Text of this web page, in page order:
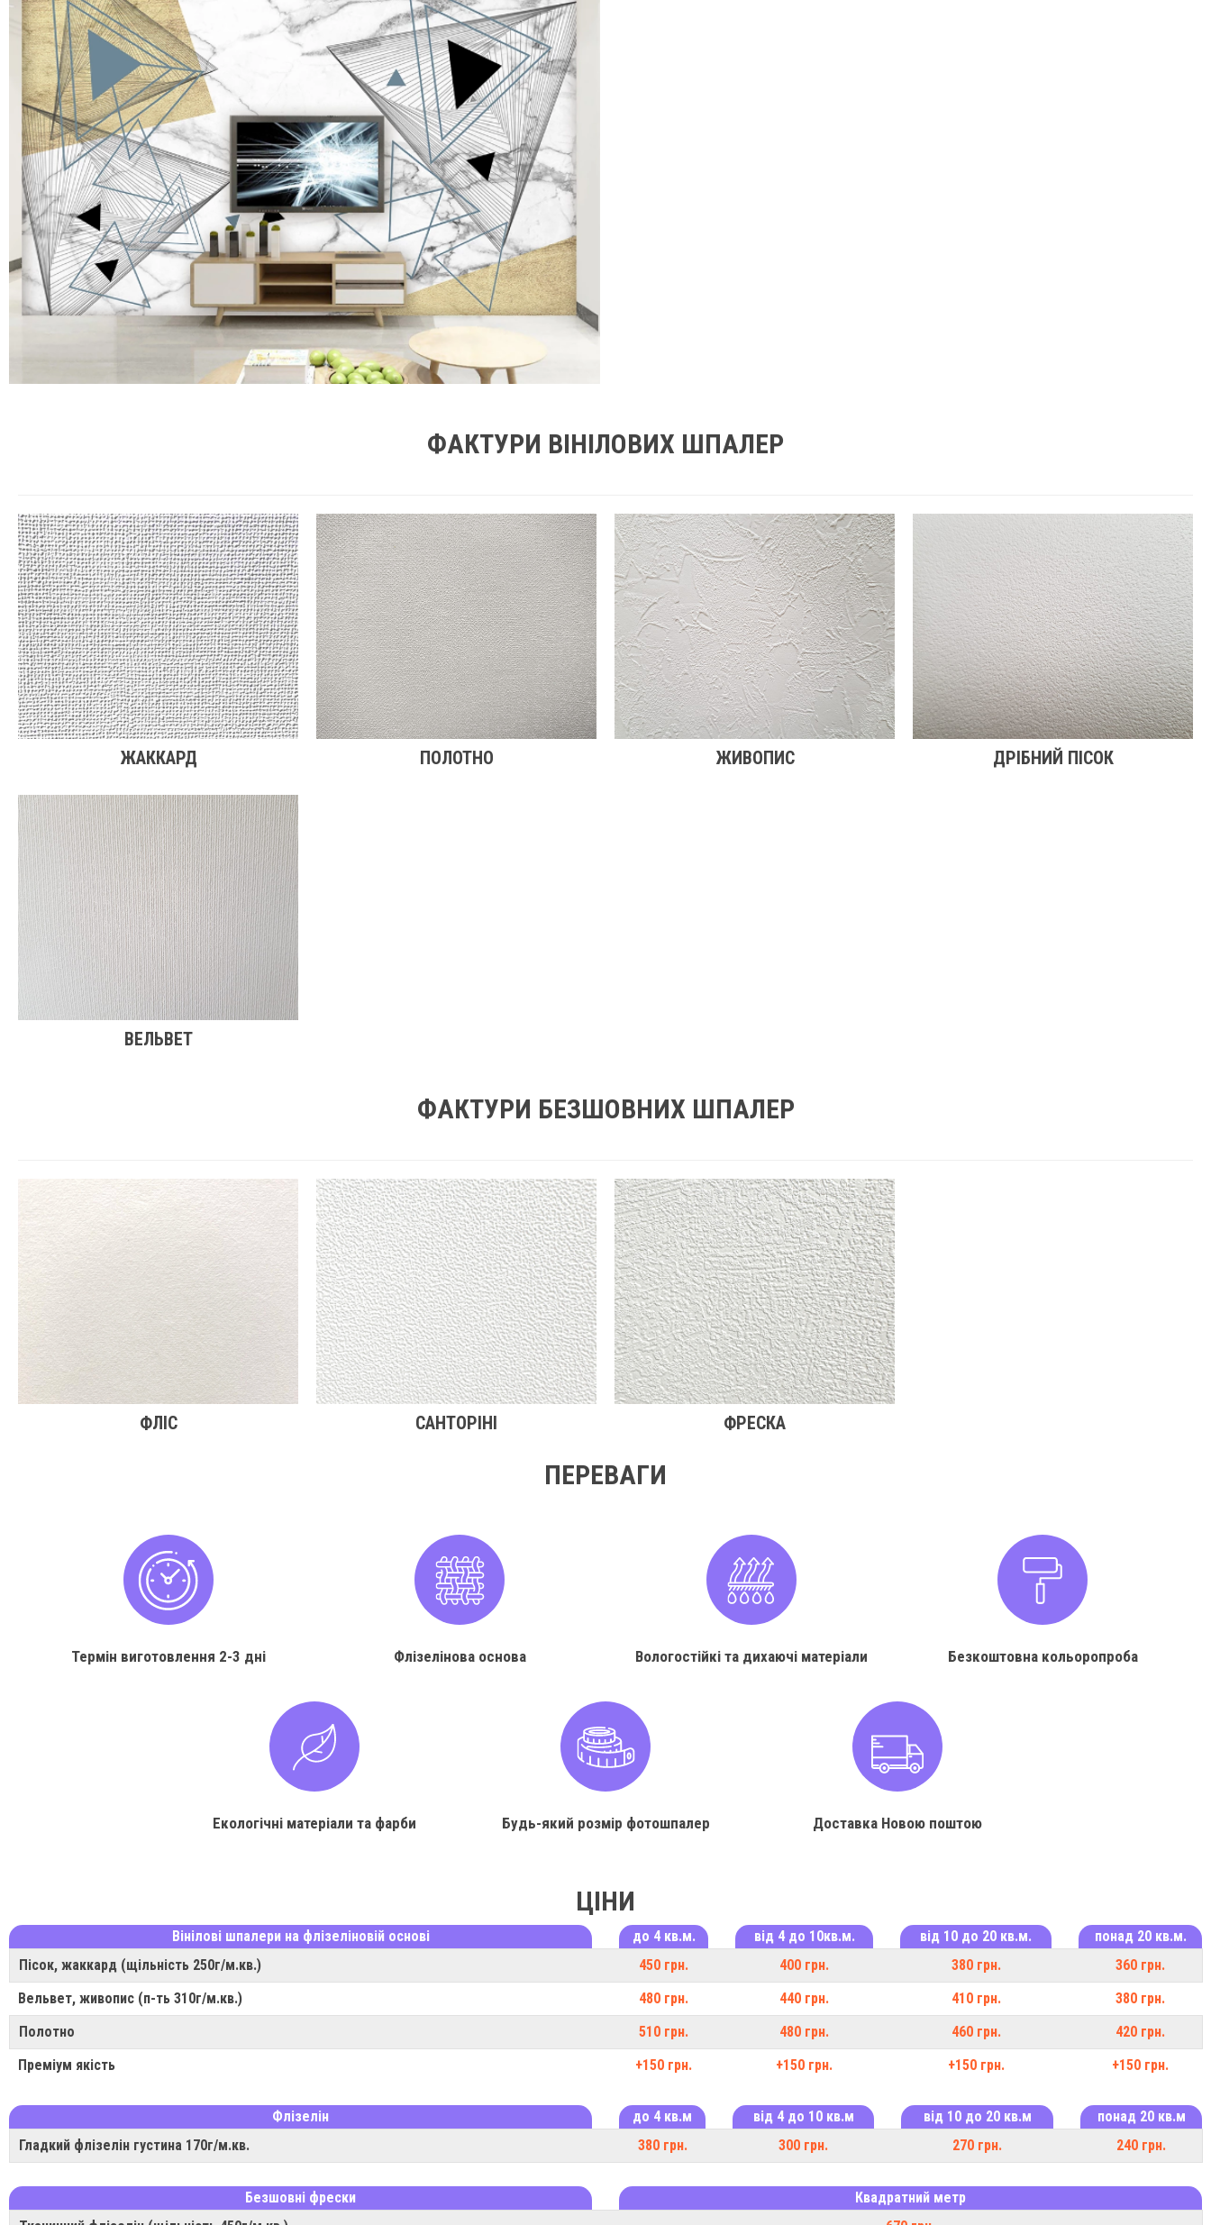
ФАКТУРИ ВІНІЛОВИХ ШПАЛЕР
ЖАККАРД ПОЛОТНО ЖИВОПИС ДРІБНИЙ ПІСОК
ВЕЛЬВЕТ
ФАКТУРИ БЕЗШОВНИХ ШПАЛЕР
ФЛІС САНТОРІНІ ФРЕСКА
ПЕРЕВАГИ
Термін виготовлення 2-3 дні Флізелінова основа Вологостійкі та дихаючі матеріали Безкоштовна кольоропроба
Екологічні матеріали та фарби Будь-який розмір фотошпалер Доставка Новою поштою
ЦІНИ
Вінілові шпалери на флізеліновій основі до 4 кв.м. від 4 до 10кв.м. від 10 до 20 кв.м.
понад 20 кв.м.
Пісок, жаккард (щільність 250г/м.кв.)
450 грн. 400 грн. 380 грн.
360 грн.
Вельвет, живопис (п-ть 310г/м.кв.)
480 грн. 440 грн. 410 грн.
380 грн.
Полотно
510 грн. 480 грн. 460 грн.
420 грн.
Преміум якість
+150 грн. +150 грн. +150 грн. +150 грн.
Флізелін до 4 кв.м від 4 до 10 кв.м від 10 до 20 кв.м
понад 20 кв.м
Гладкий флізелін густина 170г/м.кв.
380 грн. 300 грн. 270 грн. 240 грн.
Безшовні фрески
Квадратний метр